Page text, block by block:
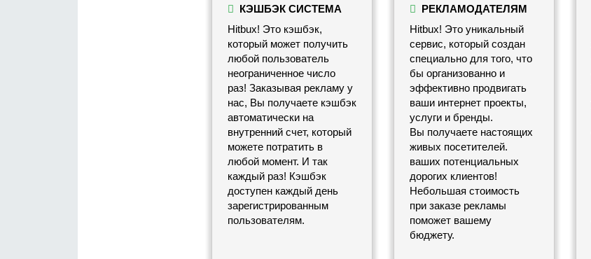
КЭШБЭК СИСТЕМА
Hitbux! Это кэшбэк,
который может получить
любой пользователь
неограниченное число
раз! Заказывая рекламу у
нас, Вы получаете кэшбэк
автоматически на
внутренний счет, который
можете потратить в
любой момент. И так
каждый раз! Кэшбэк
доступен каждый день
зарегистрированным
пользователям.
РЕКЛАМОДАТЕЛЯМ
Hitbux! Это уникальный
сервис, который создан
специально для того, что
бы организованно и
эффективно продвигать
ваши интернет проекты,
услуги и бренды.
Вы получаете настоящих
живых посетителей.
ваших потенциальных
дорогих клиентов!
Небольшая стоимость
при заказе рекламы
поможет вашему
бюджету.